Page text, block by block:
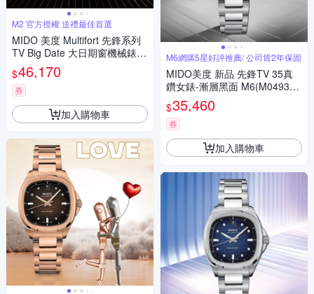
M2 官方授權 送禮最佳首選
MIDO 美度 Multifort 先鋒系列
TV Big Date 大日期窗機械錶套
組-40mm金色 M04952633021
00
$46,170
券
加入購物車
M6網購5星好評推薦/ 公司貨2年保固
MIDO美度 新品 先鋒TV 35真
鑽女錶-漸層黑面 M6(M049307
1108100)
$35,460
券
加入購物車